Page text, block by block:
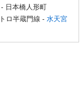
- 日本橋人形町
ロ半蔵門線 - 水天宮